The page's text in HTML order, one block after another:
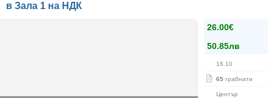
в Зала 1 на НДК
26.00€
50.85лв
16.10
65 грабнати
Център